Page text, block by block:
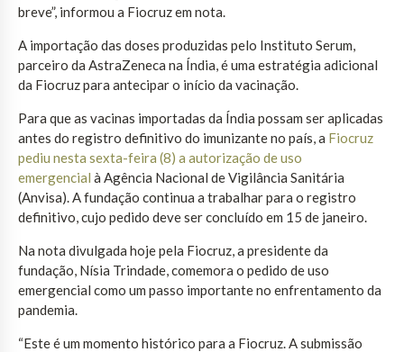
breve”, informou a Fiocruz em nota.
A importação das doses produzidas pelo Instituto Serum,
parceiro da AstraZeneca na Índia, é uma estratégia adicional
da Fiocruz para antecipar o início da vacinação.
Para que as vacinas importadas da Índia possam ser aplicadas
antes do registro definitivo do imunizante no país, a Fiocruz
pediu nesta sexta-feira (8) a autorização de uso
emergencial à Agência Nacional de Vigilância Sanitária
(Anvisa). A fundação continua a trabalhar para o registro
definitivo, cujo pedido deve ser concluído em 15 de janeiro.
Na nota divulgada hoje pela Fiocruz, a presidente da
fundação, Nísia Trindade, comemora o pedido de uso
emergencial como um passo importante no enfrentamento da
pandemia.
“Este é um momento histórico para a Fiocruz. A submissão